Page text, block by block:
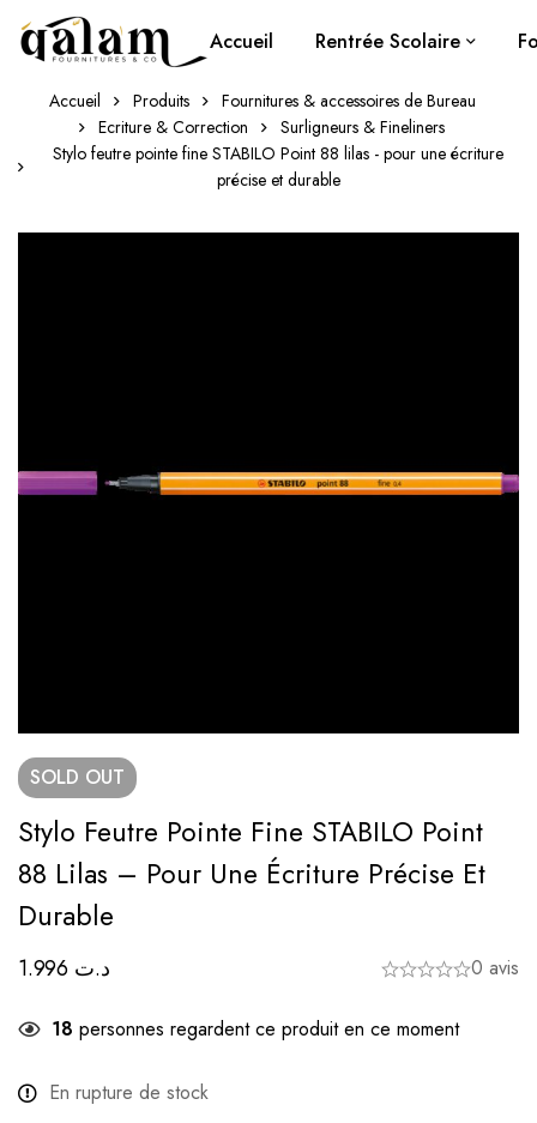
Accueil Rentrée Scolaire
Accueil Produits
Fournitures & accessoires de Bureau
Ecriture & Correction
Surligneurs & Fineliners
Stylo feutre pointe fine STABILO Point 88 lilas - pour une écriture
précise et durable
SOLD OUT
Stylo Feutre Pointe Fine STABILO Point
88 Lilas – Pour Une Écriture Précise Et
Durable
د.ت 0 avis
18 personnes regardent ce produit en ce moment
En rupture de stock